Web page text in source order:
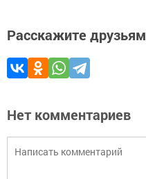
Расскажите друзьям
Нет комментариев